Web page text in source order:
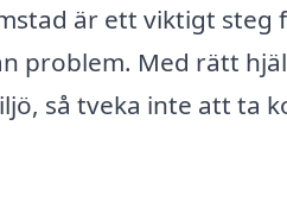
är ett viktigt steg
problem. Med rätt
så tveka inte att ta